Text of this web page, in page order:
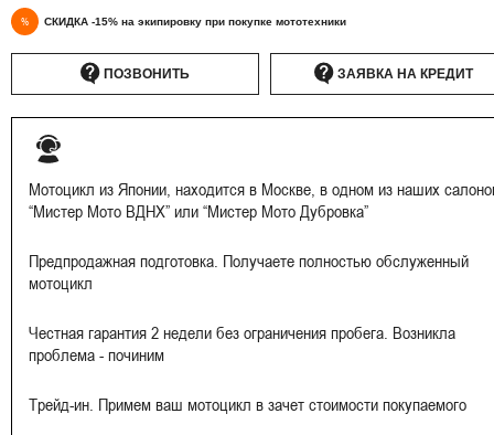
% СКИДКА -15% на экипировку при покупке мототехники
ПОЗВОНИТЬ ЗАЯВКА НА КРЕДИТ
Мотоцикл из Японии, находится в Москве, в одном из наших
“Мистер Мото ВДНХ” или “Мистер Мото Дубровка”
Предпродажная подготовка. Получаете полностью обслуженный
мотоцикл
Честная гарантия 2 недели без ограничения пробега. Возникла
проблема - починим
Трейд-ин. Примем ваш мотоцикл в зачет стоимости покупаемого